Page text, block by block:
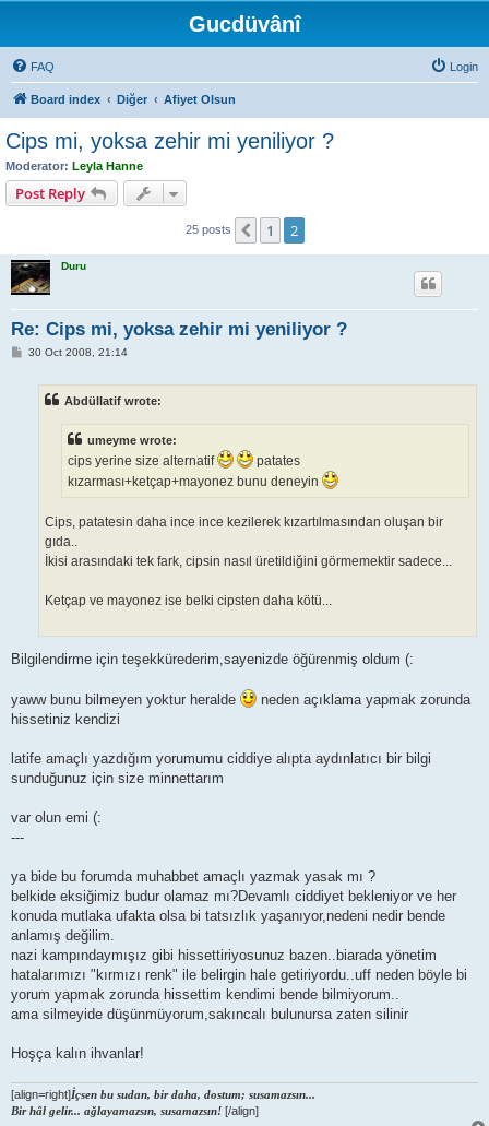
Gucdüvânî
FAQ Login
Board index Diğer Afiyet Olsun
Cips mi, yoksa zehir mi yeniliyor ?
Moderator: Leyla Hanne
Post Reply
25 posts Previous
1 2
Duru
Re: Cips mi, yoksa zehir mi yeniliyor ?
P30 Oct 2008, 21:14
Abdüllatif wrote:
umeyme wrote:
cips yerine size alternatif
patates
kızarması+ketçap+mayonez bunu deneyin
Cips, patatesin daha ince ince kezilerek kızartılmasından oluşan bir
gıda..
İkisi arasındaki tek fark, cipsin nasıl üretildiğini görmemektir sadece...
Ketçap ve mayonez ise belki cipsten daha kötü...
Bilgilendirme için teşekkürederim,sayenizde öğürenmiş oldum (:
yaww bunu bilmeyen yoktur heralde
neden açıklama yapmak zorunda
hissetiniz kendizi
latife amaçlı yazdığım yorumumu ciddiye alıpta aydınlatıcı bir bilgi
sunduğunuz için size minnettarım
var olun emi (:
---
ya bide bu forumda muhabbet amaçlı yazmak yasak mı ?
belkide eksiğimiz budur olamaz mı?Devamlı ciddiyet bekleniyor ve her
konuda mutlaka ufakta olsa bi tatsızlık yaşanıyor,nedeni nedir bende
anlamış değilim.
nazi kampındaymışız gibi hissettiriyosunuz bazen..biarada yönetim
hatalarımızı "kırmızı renk" ile belirgin hale getiriyordu..uff neden böyle bi
yorum yapmak zorunda hissettim kendimi bende bilmiyorum..
ama silmeyide düşünmüyorum,sakıncalı bulunursa zaten silinir
Hoşça kalın ihvanlar!
[align=right]İçsen bu sudan, bir daha, dostum; susamazsın...
Bir hâl gelir... ağlayamazsın, susamazsın! [/align]